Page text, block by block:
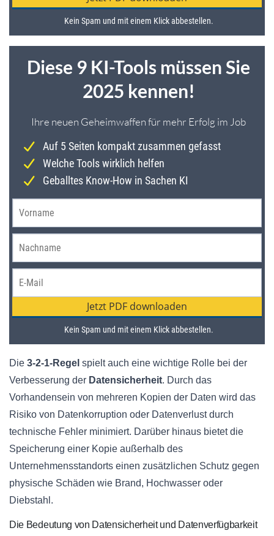
Die 3-2-1-Regel spielt auch eine wichtige Rolle bei der
Verbesserung der Datensicherheit. Durch das
Vorhandensein von mehreren Kopien der Daten wird das
Risiko von Datenkorruption oder Datenverlust durch
technische Fehler minimiert. Darüber hinaus bietet die
Speicherung einer Kopie außerhalb des
Unternehmensstandorts einen zusätzlichen Schutz gegen
physische Schäden wie Brand, Hochwasser oder
Diebstahl.
Die Bedeutung von Datensicherheit und Datenverfügbarkeit